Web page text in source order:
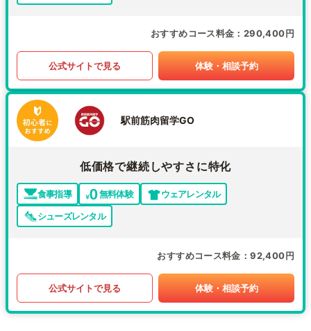
おすすめコース料金 290,400円
公式サイトで見る 体験・相談予約
駅前筋肉留学GO
低価格で継続しやすさに特化
食事指導 無料体験
ウェアレンタル
シューズレンタル
おすすめコース料金 92,400円
公式サイトで見る 体験・相談予約